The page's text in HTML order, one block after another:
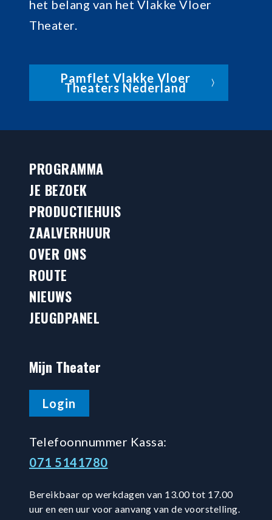
het belang van het Vlakke Vloer
Theater.
Pamflet Vlakke Vloer
Theaters Nederland
PROGRAMMA
JE BEZOEK
PRODUCTIEHUIS
ZAALVERHUUR
OVER ONS
ROUTE
NIEUWS
JEUGDPANEL
Mijn Theater
Login
Telefoonnummer Kassa:
071 5141780
Bereikbaar op werkdagen van 13.00 tot 17.00
uur en een uur voor aanvang van de voorstelling.